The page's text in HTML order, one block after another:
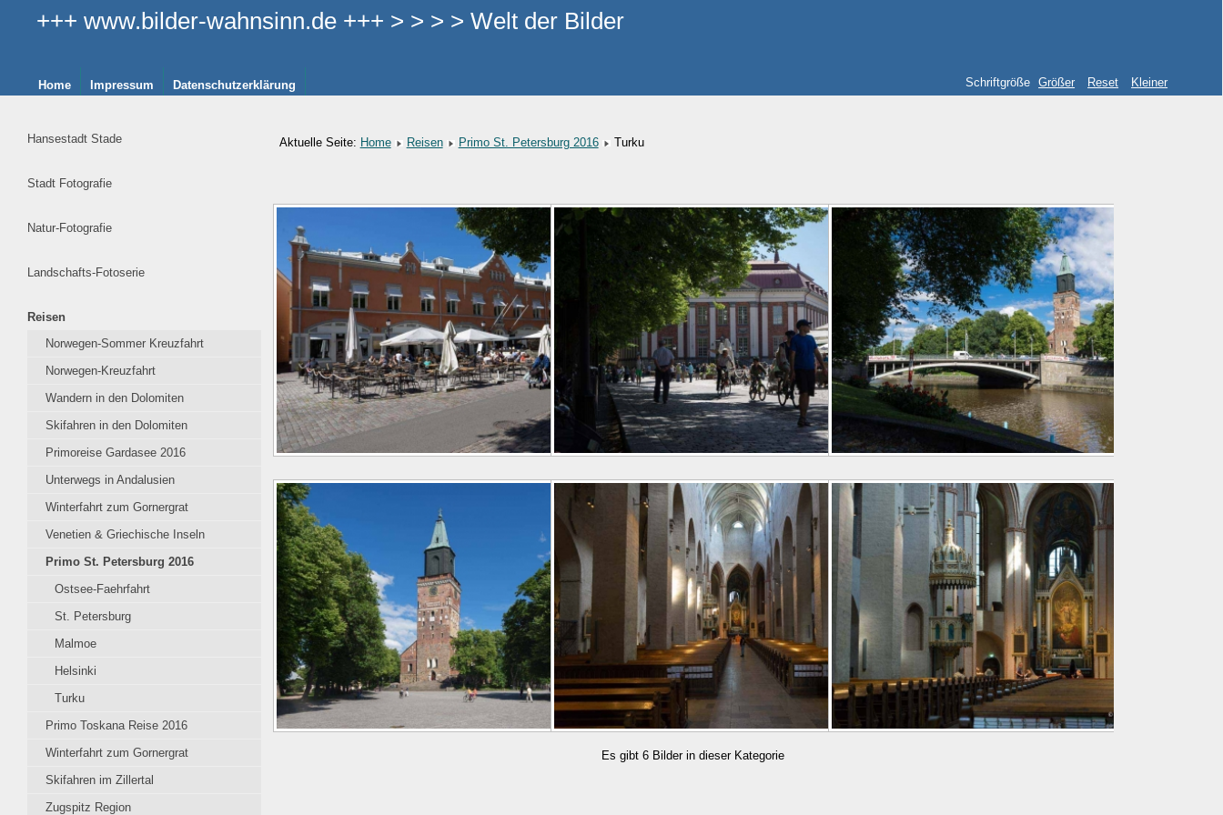
+++ www.bilder-wahnsinn.de +++ > > > > Welt der Bilder
Schriftgröße Größer Reset Kleiner
Home Impressum Datenschutzerklärung
Hansestadt Stade
Stadt Fotografie
Natur-Fotografie
Landschafts-Fotoserie
Reisen
Norwegen-Sommer Kreuzfahrt
Norwegen-Kreuzfahrt
Wandern in den Dolomiten
Skifahren in den Dolomiten
Primoreise Gardasee 2016
Unterwegs in Andalusien
Winterfahrt zum Gornergrat
Venetien & Griechische Inseln
Primo St. Petersburg 2016
Ostsee-Faehrfahrt
St. Petersburg
Malmoe
Helsinki
Turku
Primo Toskana Reise 2016
Winterfahrt zum Gornergrat
Skifahren im Zillertal
Zugspitz Region
Aktuelle Seite: Home Reisen Primo St. Petersburg 2016 Turku
Es gibt 6 Bilder in dieser Kategorie